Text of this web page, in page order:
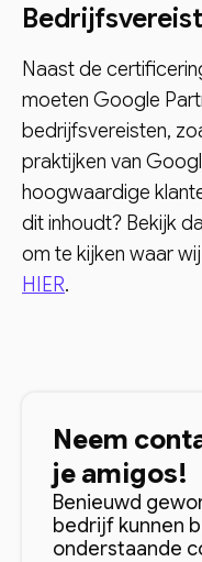
Naast de
moeten Google
bedrijfsvereisten,
praktijken van
hoogwaardige
dit inhoudt? Bekijk
om te kijken waar
HIER.
Neem
je amigos!
Benieuwd
bedrijf kunnen
onderstaande